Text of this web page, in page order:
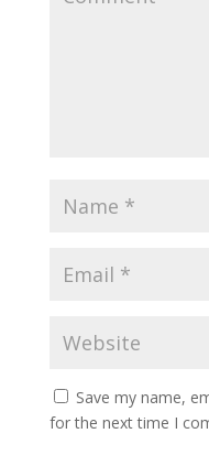
Save my name,
for the next time I